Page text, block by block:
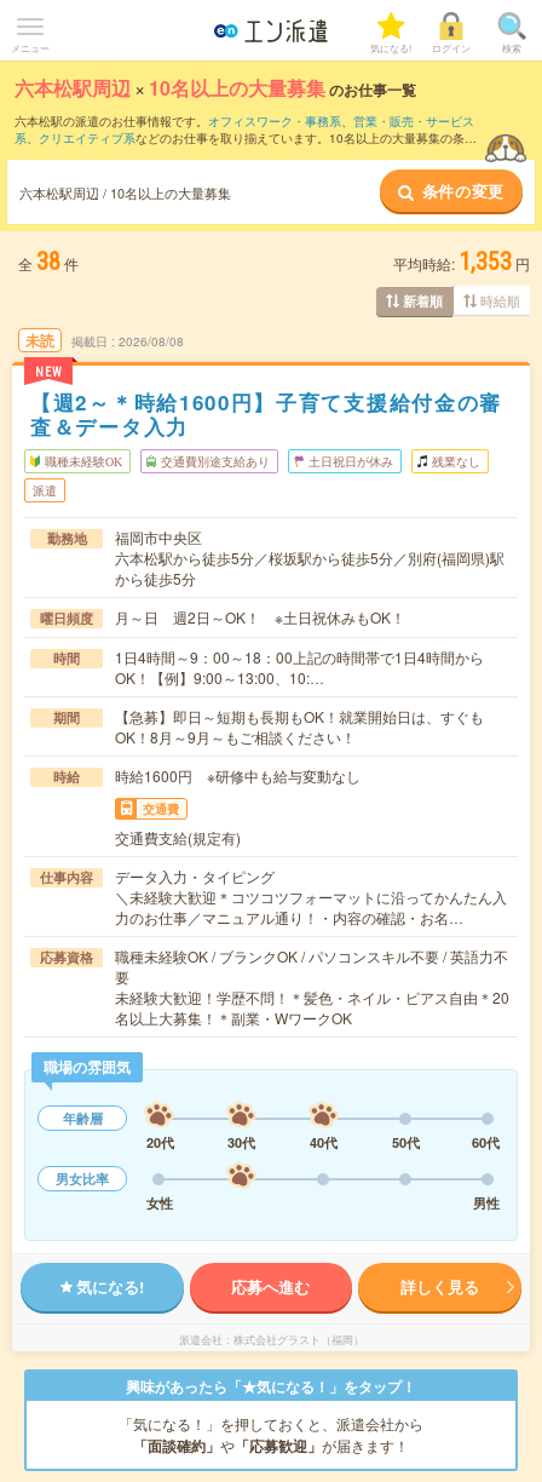
メニュー 気になる! ログイン 検索
六本松駅周辺 × 10名以上の大量募集のお仕事一覧
六本松駅の派遣のお仕事情報です。 オフィスワーク・事務系、 営業・販売・サービス
系、 クリエイティブ系などのお仕事を取り揃えています。10名以上の大量募集の条件
六本松駅周辺 / 10名以上の大量募集 条件の変更
全 38件 平均時給: 1,353 円
新着順 時給順
未読
NEW
掲載日 2026/08/08
【週2～＊時給1600円】子育て支援給付金の審
査＆データ入力
職種未経験OK 交通費別途支給あり 土日祝日が休み 残業なし
派遣
勤務地
福岡市中央区
六本松駅から徒歩5分／桜坂駅から徒歩5分／別府(福岡県)駅
から徒歩5分
曜日頻度 月～日 週2日～OK！ ※土日祝休みもOK！
時間
1日4時間～9：00～18：00上記の時間帯で1日4時間から
OK！【例】9:00～13:00、10:…
期間
【急募】即日～短期も長期もOK！就業開始日は、すぐも
OK！8月～9月～もご相談ください！
時給 時給1600円 ※研修中も給与変動なし
交通費
交通費支給(規定有)
仕事内容
データ入力・タイピング
＼未経験大歓迎＊コツコツフォーマットに沿ってかんたん入
力のお仕事／マニュアル通り！・内容の確認・お名…
応募資格
職種未経験OK / ブランクOK / パソコンスキル不要 / 英語力不
要
未経験大歓迎！学歴不問！＊髪色・ネイル・ピアス自由＊20
名以上大募集！＊副業・WワークOK
職場の雰囲気
年齢層
20代
30代 40代 50代
60代
男女比率
女性
男性
気になる! 応募へ進む 詳しく見る
派遣会社 株式会社グラスト（福岡）
興味があったら「★気になる！」をタップ！
「気になる！」を押しておくと、派遣会社から
「面談確約」 や 「応募歓迎」 が届きます！